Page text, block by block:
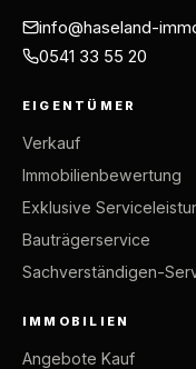
info@haseland-
0541 33 55 20
EIGENTÜMER
Verkauf
Immobilienbewertung
Exklusive
Bauträgerservice
Sachverständigen-
IMMOBILIEN
Angebote Kauf